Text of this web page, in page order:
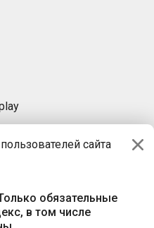
сайта
обязательные
в том числе
БАЙ»
пр-т Независимости